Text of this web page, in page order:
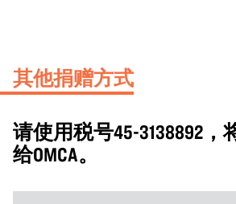
其他捐赠方式
请使用税号45-3138892
给OMCA。